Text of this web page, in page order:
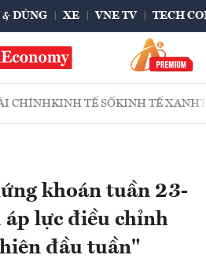
DÙNG XE VNE TV TECH
CHÍNHKINH TẾ SỐKINH TẾ XANH
khoán tuần 23-
lực điều chỉnh
đầu tuần"